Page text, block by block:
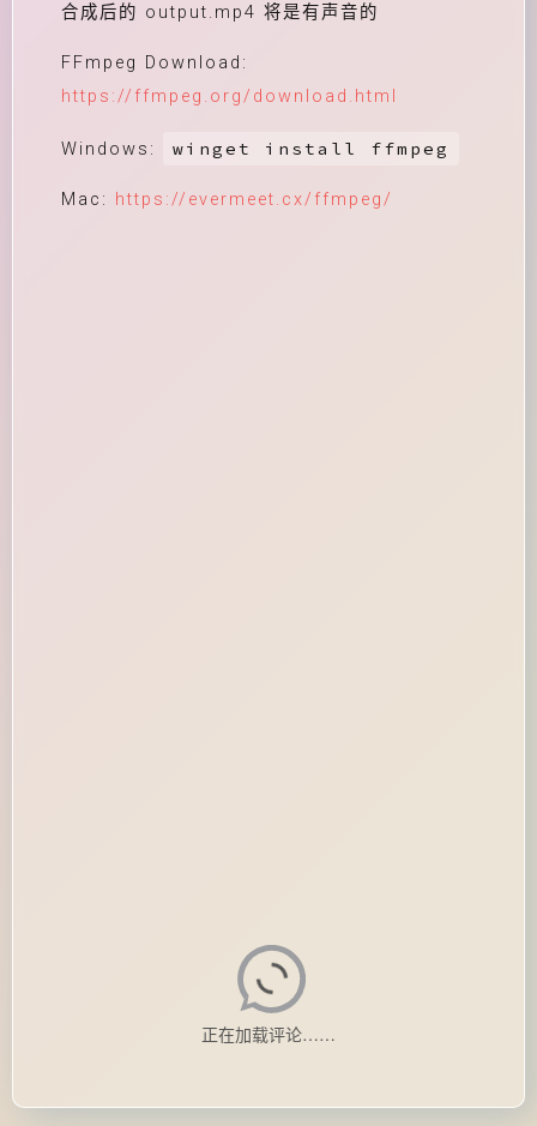
合成后的 output.mp4 将是有声音的
FFmpeg Download:
https://ffmpeg.org/download.html
Windows: winget install ffmpeg
Mac: https://evermeet.cx/ffmpeg/